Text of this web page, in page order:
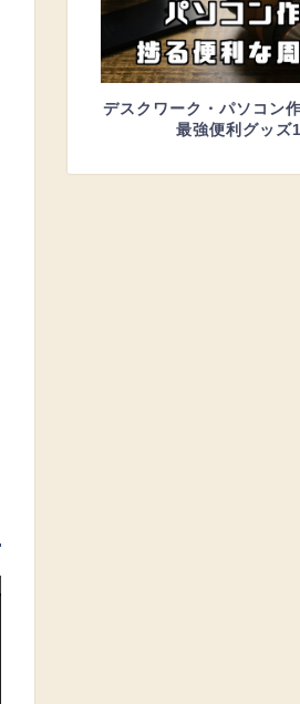
デスクワーク・パソコン
最強便利グッズ